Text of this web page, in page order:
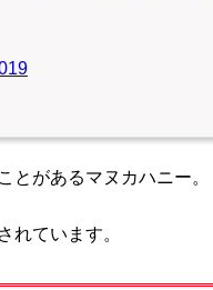
とがあるマヌカハニー。
れています。